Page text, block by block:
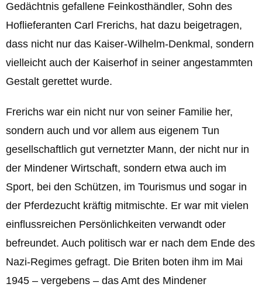
Gedächtnis gefallene Feinkosthändler, Sohn des
Hoflieferanten Carl Frerichs, hat dazu beigetragen,
dass nicht nur das Kaiser-Wilhelm-Denkmal, sondern
vielleicht auch der Kaiserhof in seiner angestammten
Gestalt gerettet wurde.
Frerichs war ein nicht nur von seiner Familie her,
sondern auch und vor allem aus eigenem Tun
gesellschaftlich gut vernetzter Mann, der nicht nur in
der Mindener Wirtschaft, sondern etwa auch im
Sport, bei den Schützen, im Tourismus und sogar in
der Pferdezucht kräftig mitmischte. Er war mit vielen
einflussreichen Persönlichkeiten verwandt oder
befreundet. Auch politisch war er nach dem Ende des
Nazi-Regimes gefragt. Die Briten boten ihm im Mai
1945 – vergebens – das Amt des Mindener